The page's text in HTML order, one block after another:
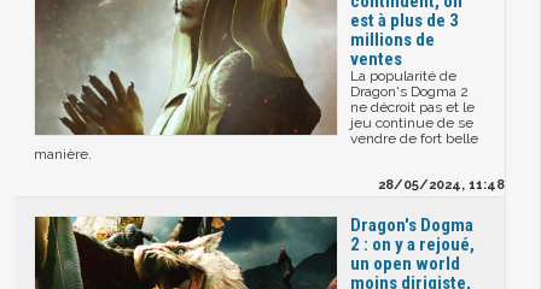
est à plus de 3
millions de
ventes
La popularité de
Dragon's Dogma 2
ne décroit pas et le
jeu continue de se
vendre de fort belle
manière.
28/05/2024, 11:48
Dragon's Dogma
2 : on y a rejoué,
un open world
moins dirigiste,